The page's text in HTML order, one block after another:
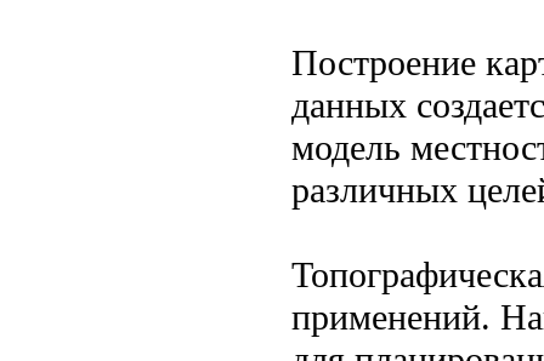
Построение
данных
модель
различных
применений.